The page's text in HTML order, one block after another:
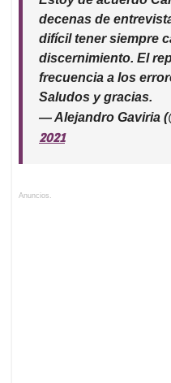
Gaviria se desdijo y en
Estoy de acuerdo